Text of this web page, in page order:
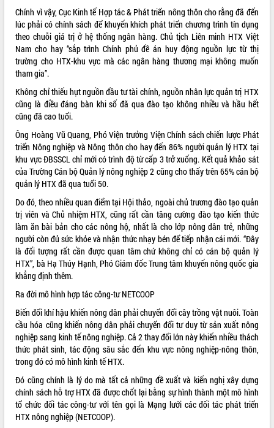
Hôm nay: 33460
Tất cả: 66078783
Chính vì vậy, Cục Kinh tế Hợp tác & Phát triển nông thôn cho rằng đã đến
lúc phải có chính sách để khuyến khích phát triển chương trình tín dụng
theo chuỗi giá trị ở hệ thống ngân hàng. Chủ tịch Liên minh HTX Việt
Nam cho hay “sắp trình Chính phủ đề án huy động nguồn lực từ thị
trường cho HTX-khu vực mà các ngân hàng thương mại không muốn
tham gia”.
Không chỉ thiếu hụt nguồn đầu tư tài chính, nguồn nhân lực quản trị HTX
cũng là điều đáng bàn khi số đã qua đào tạo không nhiều và hầu hết
cũng đã cao tuổi.
Ông Hoàng Vũ Quang, Phó Viện trưởng Viện Chính sách chiến lược Phát
triển Nông nghiệp và Nông thôn cho hay đến 86% người quản lý HTX tại
khu vực ĐBSSCL chỉ mới có trình độ từ cấp 3 trở xuống. Kết quả khảo sát
của Trường Cán bộ Quản lý nông nghiệp 2 cũng cho thấy trên 65% cán bộ
quản lý HTX đã qua tuổi 50.
Do đó, theo nhiều quan điểm tại Hội thảo, ngoài chủ trương đào tạo quản
trị viên và Chủ nhiệm HTX, cũng rất cần tăng cường đào tạo kiến thức
làm ăn bài bản cho các nông hộ, nhất là cho lớp nông dân trẻ, những
người còn đủ sức khỏe và nhận thức nhạy bén để tiếp nhận cái mới. “Đây
là đối tượng rất cần được quan tâm chứ không chỉ có cán bộ quản lý
HTX”, bà Hạ Thúy Hạnh, Phó Giám đốc Trung tâm khuyến nông quốc gia
khẳng định thêm.
Ra đời mô hình hợp tác công-tư NETCOOP
Biến đổi khí hậu khiến nông dân phải chuyển đổi cây trồng vật nuôi. Toàn
cầu hóa cũng khiến nông dân phải chuyển đổi tư duy từ sản xuất nông
nghiệp sang kinh tế nông nghiệp. Cả 2 thay đổi lớn này khiến nhiều thách
thức phát sinh, tác động sâu sắc đến khu vực nông nghiệp-nông thôn,
trong đó có mô hình kinh tế HTX.
Đó cũng chính là lý do mà tất cả những đề xuất và kiến nghị xây dựng
chính sách hỗ trợ HTX đã được chốt lại bằng sự hình thành một mô hình
tổ chức đối tác công-tư với tên gọi là Mạng lưới các đối tác phát triển
HTX nông nghiệp (NETCOOP).